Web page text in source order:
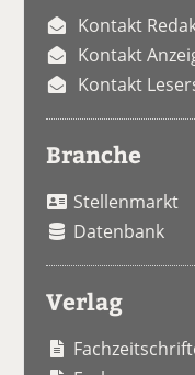
Kontakt
Kontakt
Kontakt
Branche
Stellenmarkt
Datenbank
Verlag